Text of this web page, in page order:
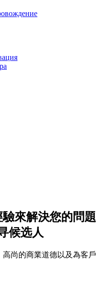
來解決您的問題
候选人
尚的商業道德以及為客戶